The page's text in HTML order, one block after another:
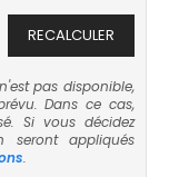
RECALCULER
pas disponible,
Dans ce cas,
Si vous décidez
seront appliqués
.